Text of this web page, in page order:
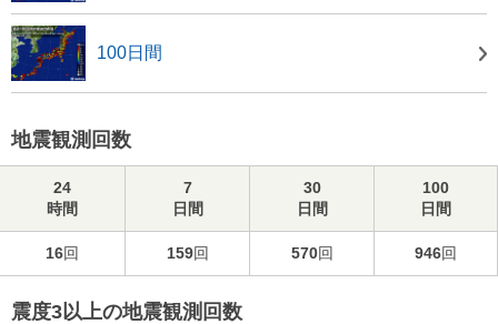
100日間
地震観測回数
24
時間
7
日間
30
日間
100
日間
16回 159回 570回 946回
震度3以上の地震観測回数